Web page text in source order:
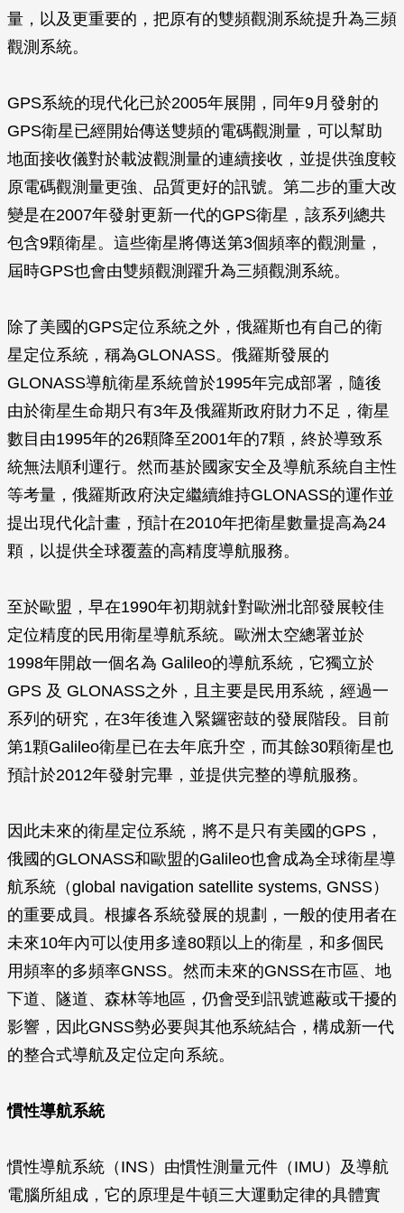
量，以及更重要的，把原有的雙頻觀測系統提升為三頻
觀測系統。
GPS系統的現代化已於2005年展開，同年9月發射的
GPS衛星已經開始傳送雙頻的電碼觀測量，可以幫助
地面接收儀對於載波觀測量的連續接收，並提供強度較
原電碼觀測量更強、品質更好的訊號。第二步的重大改
變是在2007年發射更新一代的GPS衛星，該系列總共
包含9顆衛星。這些衛星將傳送第3個頻率的觀測量，
屆時GPS也會由雙頻觀測躍升為三頻觀測系統。
除了美國的GPS定位系統之外，俄羅斯也有自己的衛
星定位系統，稱為GLONASS。俄羅斯發展的
GLONASS導航衛星系統曾於1995年完成部署，隨後
由於衛星生命期只有3年及俄羅斯政府財力不足，衛星
數目由1995年的26顆降至2001年的7顆，終於導致系
統無法順利運行。然而基於國家安全及導航系統自主性
等考量，俄羅斯政府決定繼續維持GLONASS的運作並
提出現代化計畫，預計在2010年把衛星數量提高為24
顆，以提供全球覆蓋的高精度導航服務。
至於歐盟，早在1990年初期就針對歐洲北部發展較佳
定位精度的民用衛星導航系統。歐洲太空總署並於
1998年開啟一個名為 Galileo的導航系統，它獨立於
GPS 及 GLONASS之外，且主要是民用系統，經過一
系列的研究，在3年後進入緊鑼密鼓的發展階段。目前
第1顆Galileo衛星已在去年底升空，而其餘30顆衛星也
預計於2012年發射完畢，並提供完整的導航服務。
因此未來的衛星定位系統，將不是只有美國的GPS，
俄國的GLONASS和歐盟的Galileo也會成為全球衛星導
航系統（global navigation satellite systems, GNSS）
的重要成員。根據各系統發展的規劃，一般的使用者在
未來10年內可以使用多達80顆以上的衛星，和多個民
用頻率的多頻率GNSS。然而未來的GNSS在市區、地
下道、隧道、森林等地區，仍會受到訊號遮蔽或干擾的
影響，因此GNSS勢必要與其他系統結合，構成新一代
的整合式導航及定位定向系統。
慣性導航系統
慣性導航系統（INS）由慣性測量元件（IMU）及導航
電腦所組成，它的原理是牛頓三大運動定律的具體實